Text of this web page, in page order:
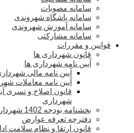
سامانه مصوبات
سامانه باشگاه شهروندی
سامانه آموزش شهروندی
سامانه مشارکتی
قوانین و مقررات
قانون شهرداری ها
آیین نامه شهرداری ها
آیین نامه مالی
آیین نامه معاملات
قانون اصلاح و تسری
شهرداری
بخشنامه بودجه 1402 شهرداری ها
دفترچه تعرفه عوارض
قانون ارتقا و نظام سلامت